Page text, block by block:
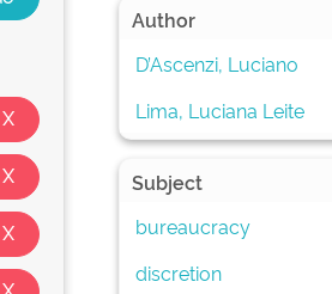
Author
D’Ascenzi, Luciano
Lima, Luciana Leite
Subject
bureaucracy
discretion